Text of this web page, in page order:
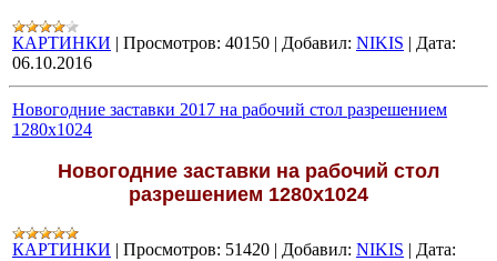
КАРТИНКИ | Просмотров: 40150 | Добавил: NIKIS | Дата:
06.10.2016
Новогодние заставки 2017 на рабочий стол разрешением
1280х1024
Новогодние заставки на рабочий стол
разрешением 1280х1024
КАРТИНКИ | Просмотров: 51420 | Добавил: NIKIS | Дата: